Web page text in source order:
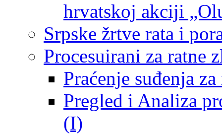
hrvatskoj akciji
Srpske žrtve rata i
Procesuirani za ratne
Praćenje suđenja
Pregled i Analiza
(I)